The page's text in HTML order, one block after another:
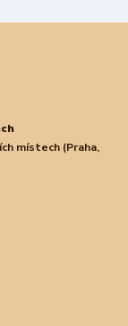
místech (Praha,